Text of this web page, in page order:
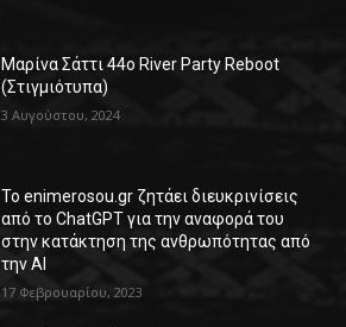
Μαρίνα Σάττι 44o River Party Reboot
(Στιγμιότυπα)
3 Αυγούστου, 2024
Το enimerosou.gr ζητάει διευκρινίσεις
από το ChatGPT για την αναφορά του
στην κατάκτηση της ανθρωπότητας από
την AI
17 Φεβρουαρίου, 2023